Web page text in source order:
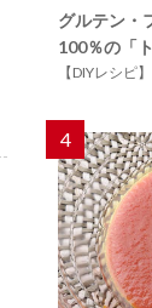
グルテン・
100％の「
【DIYレシピ
4